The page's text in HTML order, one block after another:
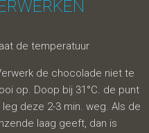
de temperatuur
de chocolade niet te
op. Doop bij 31°C. de punt
deze 2-3 min. weg. Als de
laag geeft, dan is